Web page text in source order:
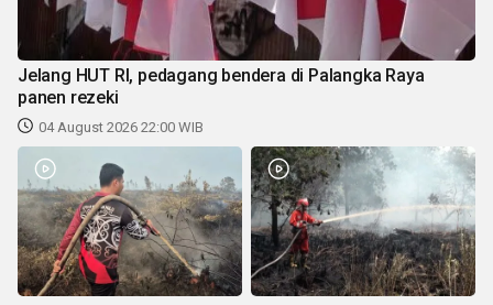
Jelang HUT RI, pedagang bendera di Palangka Raya
panen rezeki
04 August 2026 22:00 WIB